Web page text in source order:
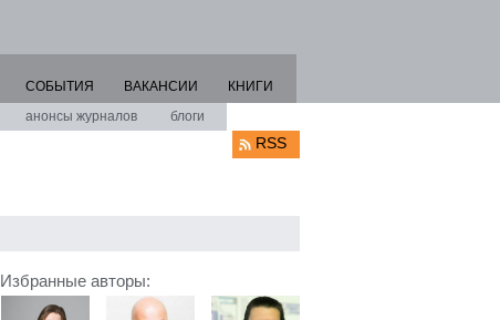
анонсы журналов блоги
СОБЫТИЯ ВАКАНСИИ КНИГИ
RSS
Избранные авторы: